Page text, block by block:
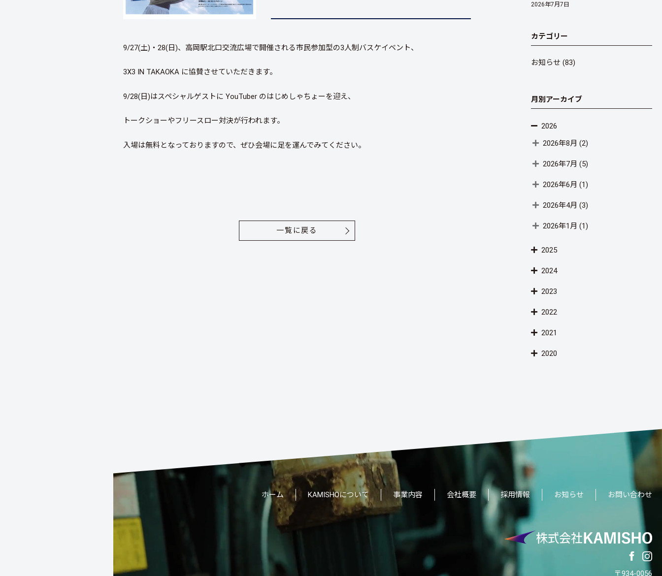
9/27(土)・28(日)、高岡駅北口交流広場で開催される市民参加型の3人制バスケイベント、
3X3 IN TAKAOKA に協賛させていただきます。
9/28(日)はスペシャルゲストに YouTuber のはじめしゃちょーを迎え、
トークショーやフリースロー対決が行われます。
入場は無料となっておりますので、ぜひ会場に足を運んでみてください。
一覧に戻る
2026年7月7日
カテゴリー
お知らせ (83)
月別アーカイブ
2026
2026年8月 (2)
2026年7月 (5)
2026年6月 (1)
2026年4月 (3)
2026年1月 (1)
2025
2024
2023
2022
2021
2020
ホーム KAMISHOについて 事業内容 会社概要 採用情報 お知らせ お問い合わせ
〒934-0056